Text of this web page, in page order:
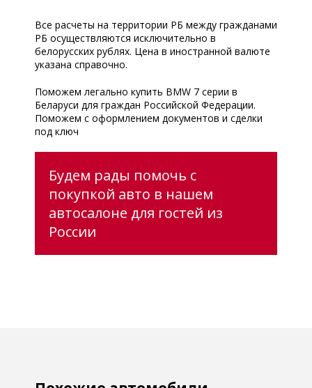
Все расчеты на территории РБ между гражданами
РБ осуществляются исключительно в
белорусских рублях. Цена в иностранной валюте
указана справочно.
Поможем легально купить BMW 7 серии в
Беларуси для граждан Российской Федерации.
Поможем с оформлением документов и сделки
под ключ
Будем рады помочь с
покупкой авто в нашем
автосалоне для гостей из
России